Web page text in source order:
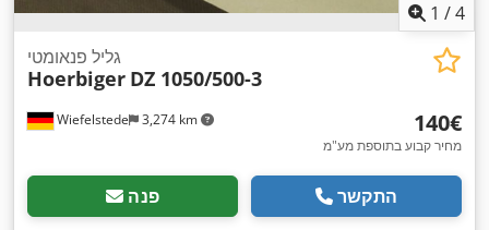
1 /4
Wiefelstede 3,274 km
גליל פנאומטי
Hoerbiger DZ 1050/500-3
‏140 ‏€
מחיר קבוע בתוספת מע"מ
פנה התקשר